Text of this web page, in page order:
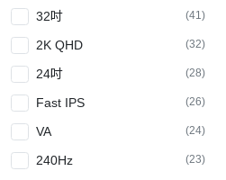
32吋 (41)
2K QHD (32)
24吋 (28)
Fast IPS (26)
VA (24)
240Hz (23)